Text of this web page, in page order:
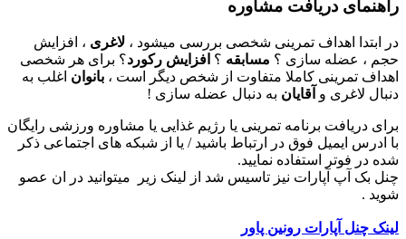
راهنمای دریافت مشاوره
در ابتدا اهداف تمرینی شخصی بررسی میشود ، لاغری ، افزایش
حجم ، عضله سازی ؟ مسابقه ؟ افزایش رکورد؟ برای هر شخصی
اهداف تمرینی کاملا متفاوت از شخص دیگر است ، بانوان اغلب به
دنبال لاغری و آقایان به دنبال عضله سازی !
برای دریافت برنامه تمرینی یا رژیم غذایی یا مشاوره ورزشی رایگان
با ادرس ایمیل فوق در ارتباط باشید / یا از شبکه های اجتماعی ذکر
شده در فوتر استفاده نمایید.
چنل بک آپ آپارات نیز تاسیس شد از لینک زیر میتوانید در ان عصو
شوید .
لینک چنل آپارات رونین پاور